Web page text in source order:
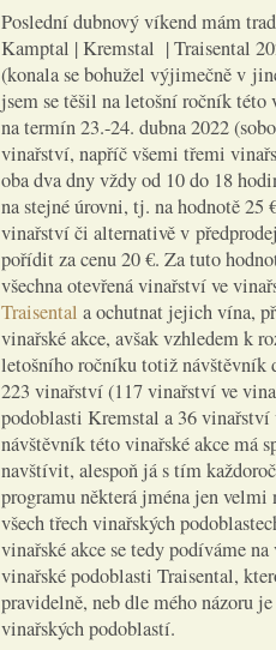
Poslední dubnový víkend mám
Kamptal | Kremstal | Traisental
(konala se bohužel výjimečně v
jsem se těšil na letošní ročník
na termín 23.-24. dubna 2022
vinařství, napříč všemi třemi
oba dva dny vždy od 10 do 18
na stejné úrovni, tj. na hodnotě 25
vinařství či alternativě v
pořídit za cenu 20 €. Za tuto
všechna otevřená vinařství ve
Traisental a ochutnat jejich vína,
vinařské akce, avšak vzhledem k
letošního ročníku totiž návštěvník
223 vinařství (117 vinařství ve
podoblasti Kremstal a 36
návštěvník této vinařské akce má
navštívit, alespoň já s tím
programu některá jména jen velmi
všech třech vinařských
vinařské akce se tedy podíváme
vinařské podoblasti Traisental,
pravidelně, neb dle mého názoru
vinařských podoblastí.